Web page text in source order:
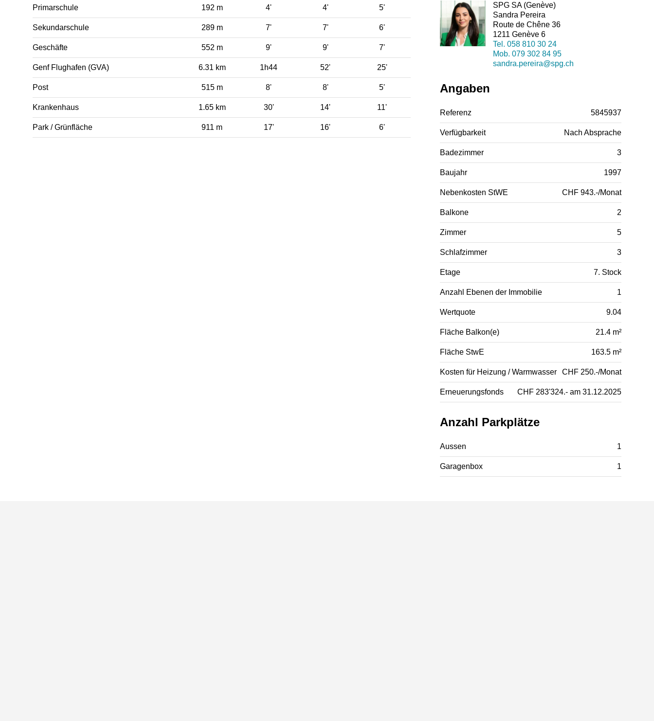
Primarschule 192 m 4' 4' 5'
Sekundarschule 289 m 7' 7' 6'
Geschäfte 552 m 9' 9' 7'
Genf Flughafen (GVA) 6.31 km 1h44 52' 25'
Post 515 m 8' 8' 5'
Krankenhaus 1.65 km 30' 14' 11'
Park / Grünfläche 911 m 17' 16' 6'
SPG SA (Genève)
Sandra Pereira
Route de Chêne 36
1211 Genève 6
Tel. 058 810 30 24
Mob. 079 302 84 95
sandra.pereira@spg.ch
Angaben
Referenz 5845937
Verfügbarkeit Nach Absprache
Badezimmer 3
Baujahr 1997
Nebenkosten StWE CHF 943.-/Monat
Balkone 2
Zimmer 5
Schlafzimmer 3
Etage 7. Stock
Anzahl Ebenen der Immobilie 1
Wertquote 9.04
Fläche Balkon(e) 21.4 m²
Fläche StwE 163.5 m²
Kosten für Heizung / Warmwasser CHF 250.-/Monat
Erneuerungsfonds CHF 283'324.- am 31.12.2025
Anzahl Parkplätze
Aussen 1
Garagenbox 1